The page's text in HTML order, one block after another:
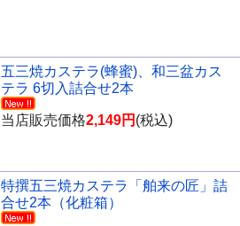
五三焼カステラ(蜂蜜)、和三盆カス
テラ 6切入詰合せ2本
当店販売価格2,149円 (税込)
特撰五三焼カステラ「舶来の匠」詰
合せ2本（化粧箱）